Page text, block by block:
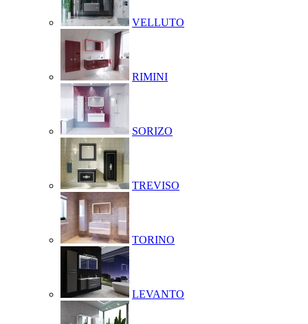
VELLUTO
RIMINI
SORIZO
TREVISO
TORINO
LEVANTO